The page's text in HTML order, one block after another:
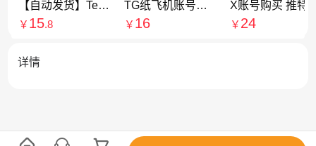
【自动发货】Telegrapm纸飞机/电报账号（电脑/手机均可以登录）
￥ 15.8
TG纸飞机账号购买|Telegraph账号购买|纸飞机账号购买|电报账号购买
￥ 16
￥ 24
详情